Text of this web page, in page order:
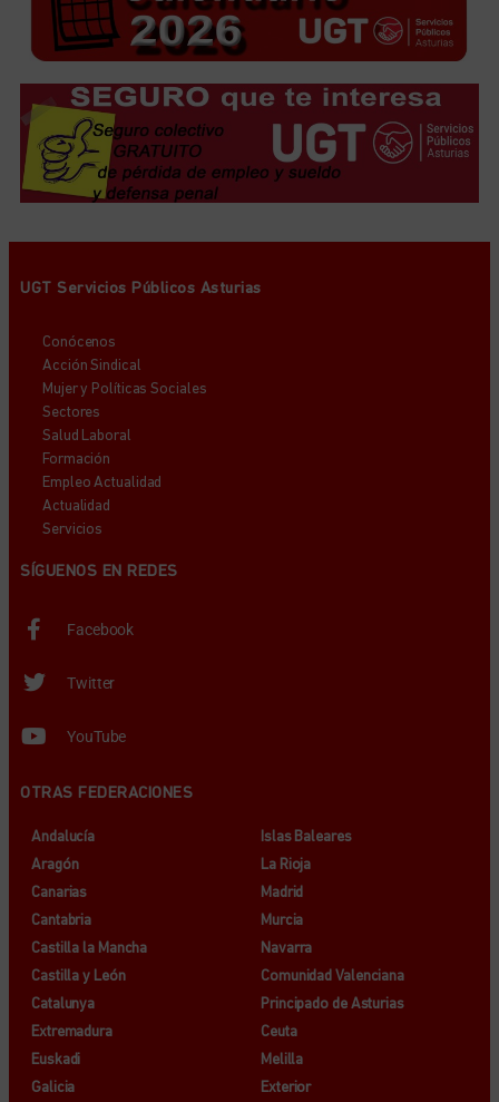
UGT Servicios Públicos Asturias
Conócenos
Acción Sindical
Mujer y Políticas Sociales
Sectores
Salud Laboral
Formación
Empleo Actualidad
Actualidad
Servicios
SÍGUENOS EN REDES
Facebook
Twitter
YouTube
OTRAS FEDERACIONES
Andalucía
Aragón
Canarias
Cantabria
Castilla la Mancha
Castilla y León
Catalunya
Extremadura
Euskadi
Galicia
Islas Baleares
La Rioja
Madrid
Murcia
Navarra
Comunidad Valenciana
Principado de Asturias
Ceuta
Melilla
Exterior